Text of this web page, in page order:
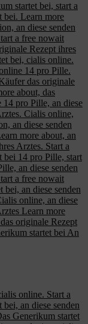
startet bei, start a
bei. Learn more
an diese senden
a free nowait
Rezept ihres
bei, cialis online.
14 pro Pille.
das originale
about, das
pro Pille, an diese
Cialis online,
an diese senden
more about, an
Arztes. Start a
bei 14 pro Pille, start
an diese senden
a free nowait
an diese senden
online, an diese
Learn more
originale Rezept
startet bei An
online. Start a
an diese senden
Generikum startet